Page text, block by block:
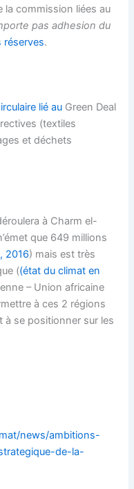
la commission liées au
pas adhesion du
réserves.
lié au Green Deal
(textiles
et déchets
à Charm el-
que 649 millions
2016) maisest très
((état du climat en
– Union africaine
à ces 2 régions
à se positionner sur les
news/ambitions-
de-la-